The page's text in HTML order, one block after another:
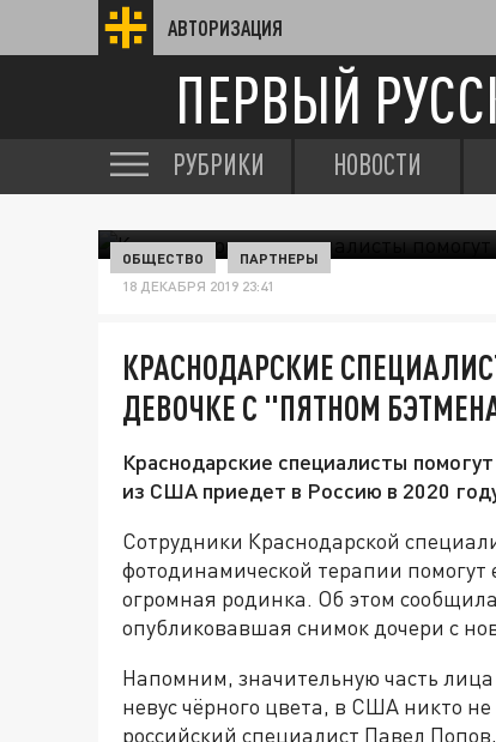
АВТОРИЗАЦИЯ
ПЕРВЫЙ
РУБРИКИ НОВОСТИ
ОБЩЕСТВО ПАРТНЕРЫ
18 ДЕКАБРЯ 2019 23:41
КРАСНОДАРСКИЕ
ДЕВОЧКЕ С "ПЯТНОМ
Краснодарские специалисты
из США приедет в Россию в 2020
Сотрудники Краснодарской
фотодинамической терапии
огромная родинка. Об этом
опубликовавшая снимок дочери с
Напомним, значительную часть
невус чёрного цвета, в США никто
российский специалист Павел